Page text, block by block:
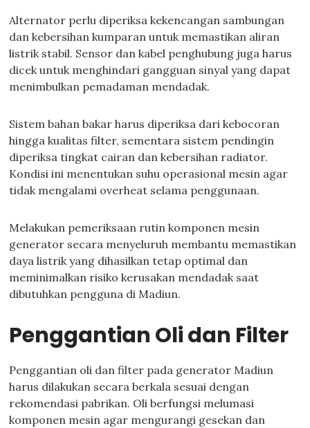
Alternator perlu diperiksa kekencangan sambungan
dan kebersihan kumparan untuk memastikan aliran
listrik stabil. Sensor dan kabel penghubung juga harus
dicek untuk menghindari gangguan sinyal yang dapat
menimbulkan pemadaman mendadak.
Sistem bahan bakar harus diperiksa dari kebocoran
hingga kualitas filter, sementara sistem pendingin
diperiksa tingkat cairan dan kebersihan radiator.
Kondisi ini menentukan suhu operasional mesin agar
tidak mengalami overheat selama penggunaan.
Melakukan pemeriksaan rutin komponen mesin
generator secara menyeluruh membantu memastikan
daya listrik yang dihasilkan tetap optimal dan
meminimalkan risiko kerusakan mendadak saat
dibutuhkan pengguna di Madiun.
Penggantian Oli dan Filter
Penggantian oli dan filter pada generator Madiun
harus dilakukan secara berkala sesuai dengan
rekomendasi pabrikan. Oli berfungsi melumasi
komponen mesin agar mengurangi gesekan dan